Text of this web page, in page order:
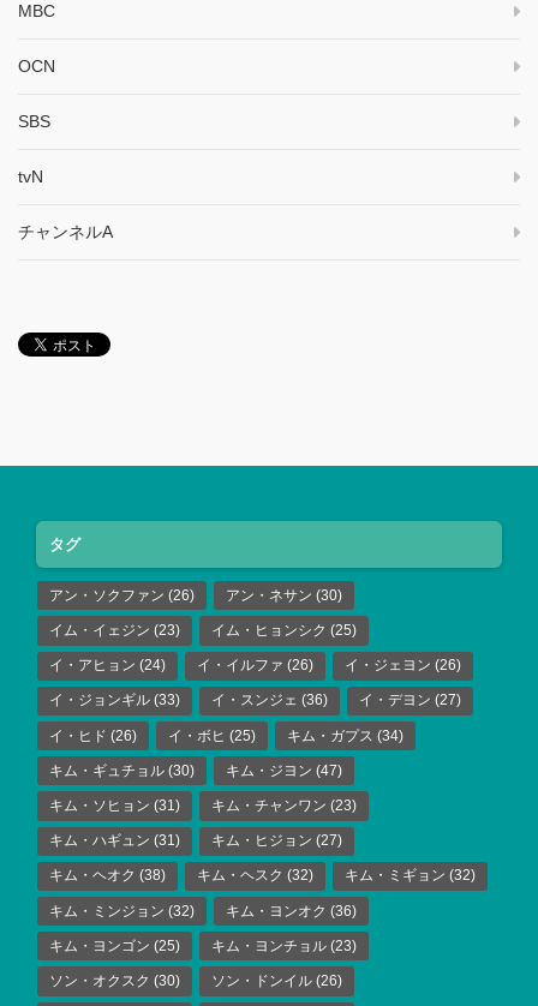
MBC
OCN
SBS
tvN
チャンネルA
タグ
アン・ソクファン (26) アン・ネサン (30)
イム・イェジン (23) イム・ヒョンシク (25)
イ・アヒョン (24) イ・イルファ (26) イ・ジェヨン (26)
イ・ジョンギル (33) イ・スンジェ (36) イ・デヨン (27)
イ・ヒド (26) イ・ボヒ (25) キム・ガプス (34)
キム・ギュチョル (30) キム・ジヨン (47)
キム・ソヒョン (31) キム・チャンワン (23)
キム・ハギュン (31) キム・ヒジョン (27)
キム・ヘオク (38) キム・ヘスク (32) キム・ミギョン (32)
キム・ミンジョン (32) キム・ヨンオク (36)
キム・ヨンゴン (25) キム・ヨンチョル (23)
ソン・オクスク (30) ソン・ドンイル (26)